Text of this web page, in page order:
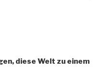
diese Welt zu einem